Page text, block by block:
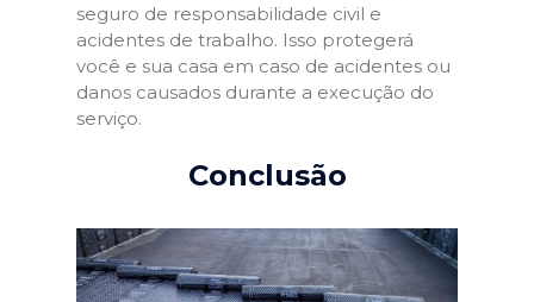
seguro de responsabilidade civil e
acidentes de trabalho. Isso protegerá
você e sua casa em caso de acidentes ou
danos causados durante a execução do
serviço.
Conclusão